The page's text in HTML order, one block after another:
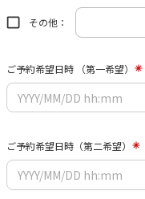
その他：
ご予約希望日時 （第一希望）
ご予約希望日時（第二希望）